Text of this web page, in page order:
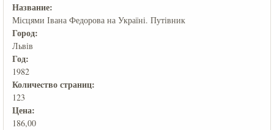
Название:
Місцями Івана Федорова на Україні. Путівник
Город:
Львів
Год:
1982
Количеcтво страниц:
123
Цена:
186,00